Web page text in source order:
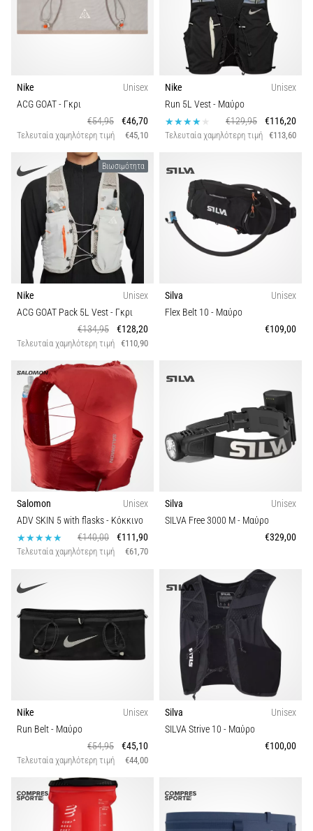
Nike
Unisex
ACG GOAT- Γκρι
€54,95
€46,70
Τελευταία χαμηλότερη τιμή €45,10
Nike
Unisex
Run 5L Vest- Μαύρο
€129,95
€116,20
Τελευταία χαμηλότερη τιμή €113,60
Βιωσιμότητα
Nike
Unisex
ACG GOAT Pack 5L Vest- Γκρι
€134,95
€128,20
Τελευταία χαμηλότερη τιμή €110,90
Silva
Unisex
Flex Belt 10 - Μαύρο
€109,00
Salomon
Unisex
ADV SKIN 5 with flasks- Κόκκινο
€140,00
€111,90
Τελευταία χαμηλότερη τιμή €61,70
Silva
Unisex
SILVA Free 3000 M- Μαύρο
€329,00
Nike
Unisex
Run Belt- Μαύρο
€54,95
€45,10
Τελευταία χαμηλότερη τιμή €44,00
Silva
Unisex
SILVA Strive 10 - Μαύρο
€100,00